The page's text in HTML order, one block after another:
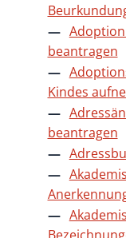
beantragen
Kindes
beantragen